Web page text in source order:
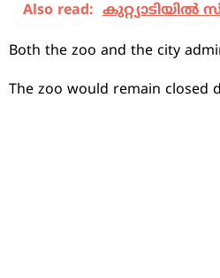
Also read: കുറ്റ്യാടിയില്‍
Both the zoo and the city
The zoo would remain closed